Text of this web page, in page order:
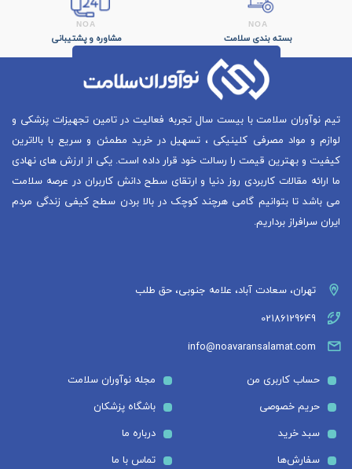
بسته بندی سلامت مشاوره و پشتیبانی
تهران، سعادت آباد، علامه جنوبی، حق طلب
02186129649
info@noavaransalamat.com
تیم نوآوران سلامت با بیست سال تجربه فعالیت در تامین تجهیزات پزشکی و
لوازم و مواد مصرفی کلینیکی ، تسهیل در خرید مطمئن و سریع با بالاترین
کیفیت و بهترین قیمت را رسالت خود قرار داده است. یکی از ارزش های نهادی
ما ارائه مقالات کاربردی روز دنیا و ارتقای سطح دانش کاربران در عرصه سلامت
می باشد تا بتوانیم گامی هرچند کوچک در بالا بردن سطح کیفی زندگی مردم
ایران سرافراز برداریم.
حساب کاربری من
حریم خصوصی
سبد خرید
سفارش‌ها
مجله نوآوران سلامت
باشگاه پزشکان
درباره ما
تماس با ما